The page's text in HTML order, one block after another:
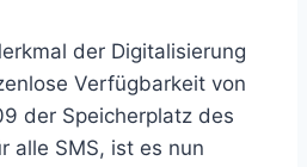
der Digitalisierung
Verfügbarkeit von
der Speicherplatz des
alle SMS, ist es nun